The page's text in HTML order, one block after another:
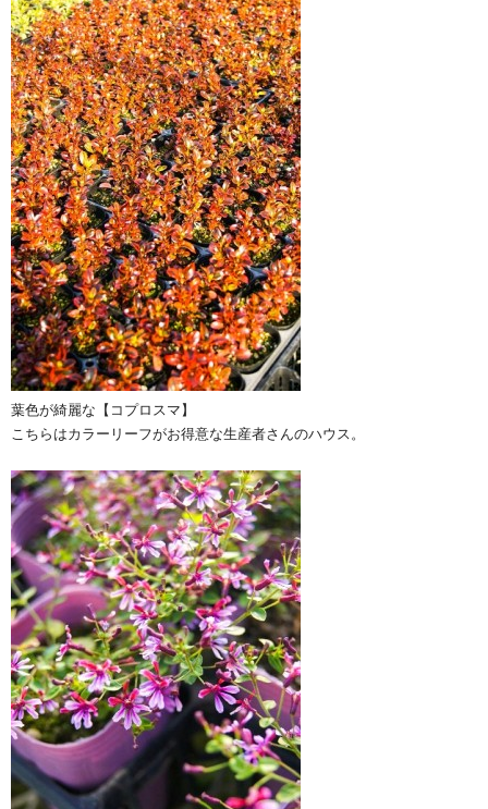
葉色が綺麗な【コプロスマ】
こちらはカラーリーフがお得意な生産者さんのハウス。